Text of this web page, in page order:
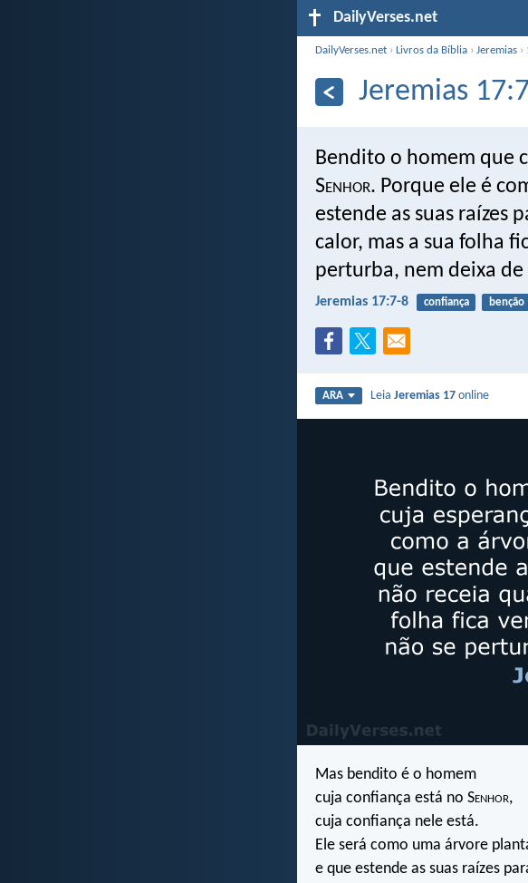
DailyVerses.net
DailyVerses.net ›Livros da Bíblia ›Jeremias ›
Jeremias
Bendito o homem que
Senhor. Porque ele é
estende as suas raízes
calor, mas a sua folha
perturba, nem deixa
Jeremias 17:7-8 confiança benção
ARA LeiaJeremias 17 online
Mas bendito é o homem
cuja confiança está no Senhor,
cuja confiança nele está.
Ele será como uma árvore
e que estende as suas raízes